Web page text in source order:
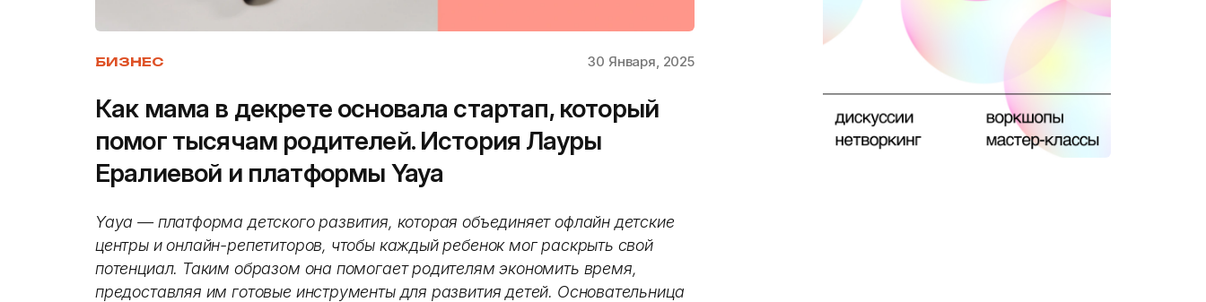
БИЗНЕС 30 Января, 2025
Как мама в декрете основала стартап, который
помог тысячам родителей. История Лауры
Ералиевой и платформы Yaya
Yaya — платформа детского развития, которая объединяет офлайн детские
центры и онлайн-репетиторов, чтобы каждый ребенок мог раскрыть свой
потенциал. Таким образом она помогает родителям экономить время,
предоставляя им готовые инструменты для развития детей. Основательница